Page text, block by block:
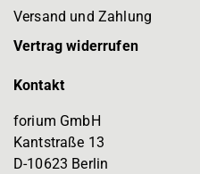
Versand und Zahlung
Vertrag widerrufen
Kontakt
forium GmbH
Kantstraße 13
D-10623 Berlin